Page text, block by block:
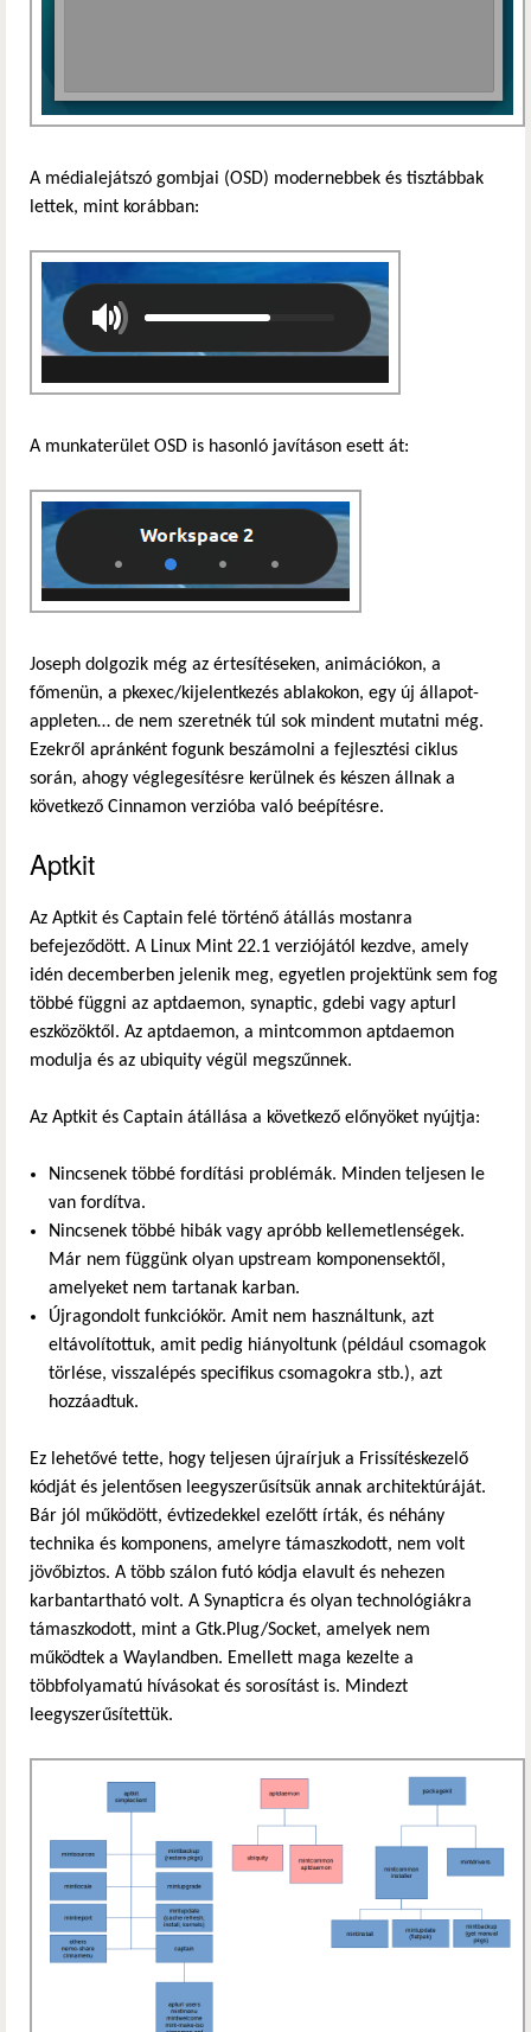
A médialejátszó gombjai (OSD) modernebbek és tisztábbak
lettek, mint korábban:
A munkaterület OSD is hasonló javításon esett át:
Joseph dolgozik még az értesítéseken, animációkon, a
főmenün, a pkexec/kijelentkezés ablakokon, egy új állapot-
appleten… de nem szeretnék túl sok mindent mutatni még.
Ezekről apránként fogunk beszámolni a fejlesztési ciklus
során, ahogy véglegesítésre kerülnek és készen állnak a
következő Cinnamon verzióba való beépítésre.
Aptkit
Az Aptkit és Captain felé történő átállás mostanra
befejeződött. A Linux Mint 22.1 verziójától kezdve, amely
idén decemberben jelenik meg, egyetlen projektünk sem fog
többé függni az aptdaemon, synaptic, gdebi vagy apturl
eszközöktől. Az aptdaemon, a mintcommon aptdaemon
modulja és az ubiquity végül megszűnnek.
Az Aptkit és Captain átállása a következő előnyöket nyújtja:
Nincsenek többé fordítási problémák. Minden teljesen le
van fordítva.
Nincsenek többé hibák vagy apróbb kellemetlenségek.
Már nem függünk olyan upstream komponensektől,
amelyeket nem tartanak karban.
Újragondolt funkciókör. Amit nem használtunk, azt
eltávolítottuk, amit pedig hiányoltunk (például csomagok
törlése, visszalépés specifikus csomagokra stb.), azt
hozzáadtuk.
Ez lehetővé tette, hogy teljesen újraírjuk a Frissítéskezelő
kódját és jelentősen leegyszerűsítsük annak architektúráját.
Bár jól működött, évtizedekkel ezelőtt írták, és néhány
technika és komponens, amelyre támaszkodott, nem volt
jövőbiztos. A több szálon futó kódja elavult és nehezen
karbantartható volt. A Synapticra és olyan technológiákra
támaszkodott, mint a Gtk.Plug/Socket, amelyek nem
működtek a Waylandben. Emellett maga kezelte a
többfolyamatú hívásokat és sorosítást is. Mindezt
leegyszerűsítettük.